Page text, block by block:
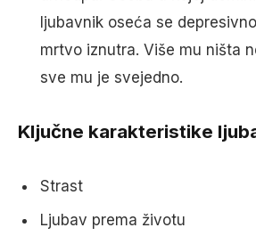
ljubavnik oseća se
mrtvo iznutra. Više mu ništa
sve mu je svejedno.
Ključne karakteristike
Strast
Ljubav prema životu